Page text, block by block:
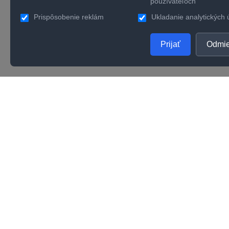
Prispôsobenie reklám
Ukladanie analytických
Prijať